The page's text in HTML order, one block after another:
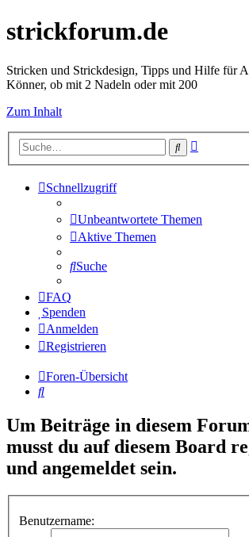
strickforum.de
Stricken und Strickdesign, Tipps und Hilfe für
Könner, ob mit 2 Nadeln oder mit 200
Zum Inhalt
Suche
Schnellzugriff
Unbeantwortete Themen
Aktive Themen
Suche
FAQ
Spenden
Anmelden
Registrieren
Foren-Übersicht
Suche
Um Beiträge in diesem
musst du auf diesem Board
und angemeldet sein.
Benutzername: